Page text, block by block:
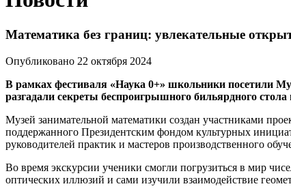
Математика без границ: увлекательные
Опубликовано 22 октября 2024
В рамках фестиваля «Наука 0+» школьники посетили
разгадали секреты беспроигрышного бильярдного
Музей занимательной математики создан участниками
поддержанного Президентским фондом культурных
руководителей практик и мастеров производственного
Во время экскурсии ученики смогли погрузиться в мир
оптических иллюзий и сами изучили взаимодействие